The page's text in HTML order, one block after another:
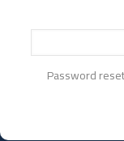
Password